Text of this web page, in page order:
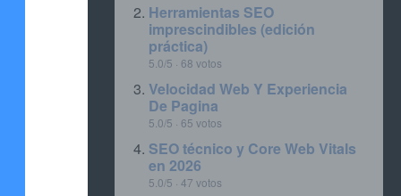
Herramientas SEO
imprescindibles (edición
práctica)
5.0/5 · 68 votos
Velocidad Web Y Experiencia
De Pagina
5.0/5 · 65 votos
SEO técnico y Core Web Vitals
en 2026
5.0/5 · 47 votos